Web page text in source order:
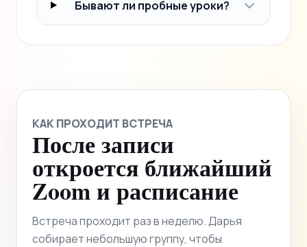
Бывают ли пробные уроки?
КАК ПРОХОДИТ ВСТРЕЧА
После записи
откроется ближайший
Zoom и расписание
Встреча проходит раз в неделю. Дарья
собирает небольшую группу, чтобы